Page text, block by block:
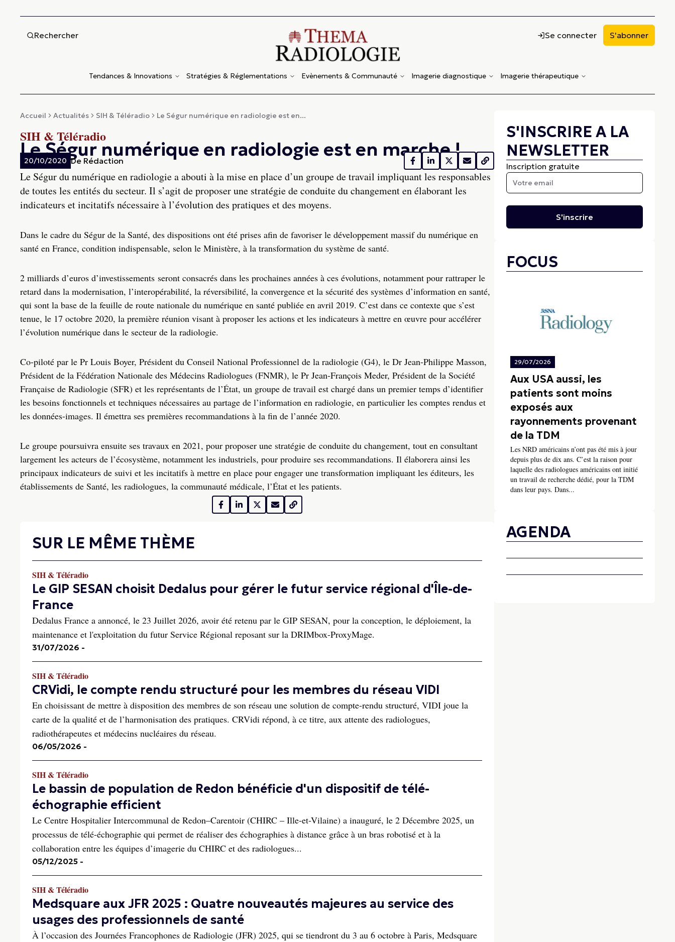
Rechercher Se connecter S'abonner
Tendances & Innovations Stratégies & Réglementations Evènements & Communauté Imagerie diagnostique Imagerie thérapeutique
Accueil Actualités SIH & Téléradio Le Ségur numérique en radiologie est en...
SIH & Téléradio
Le Ségur numérique en radiologie est en marche !
20/10/2020 De Rédaction
Le Ségur du numérique en radiologie a abouti à la mise en place d’un groupe de travail impliquant les responsables
de toutes les entités du secteur. Il s’agit de proposer une stratégie de conduite du changement en élaborant les
indicateurs et incitatifs nécessaire à l’évolution des pratiques et des moyens.
Dans le cadre du Ségur de la Santé, des dispositions ont été prises afin de favoriser le développement massif du numérique en
santé en France, condition indispensable, selon le Ministère, à la transformation du système de santé.
2 milliards d’euros d’investissements seront consacrés dans les prochaines années à ces évolutions, notamment pour rattraper le
retard dans la modernisation, l’interopérabilité, la réversibilité, la convergence et la sécurité des systèmes d’information en santé,
qui sont la base de la feuille de route nationale du numérique en santé publiée en avril 2019. C’est dans ce contexte que s’est
tenue, le 17 octobre 2020, la première réunion visant à proposer les actions et les indicateurs à mettre en œuvre pour accélérer
l’évolution numérique dans le secteur de la radiologie.
Co-piloté par le Pr Louis Boyer, Président du Conseil National Professionnel de la radiologie (G4), le Dr Jean-Philippe Masson,
Président de la Fédération Nationale des Médecins Radiologues (FNMR), le Pr Jean-François Meder, Président de la Société́
Française de Radiologie (SFR) et les représentants de l’État, un groupe de travail est chargé dans un premier temps d’identifier
les besoins fonctionnels et techniques nécessaires au partage de l’information en radiologie, en particulier les comptes rendus et
les données-images. Il émettra ses premières recommandations à la fin de l’année 2020.
Le groupe poursuivra ensuite ses travaux en 2021, pour proposer une stratégie de conduite du changement, tout en consultant
largement les acteurs de l’écosystème, notamment les industriels, pour produire ses recommandations. Il élaborera ainsi les
principaux indicateurs de suivi et les incitatifs à mettre en place pour engager une transformation impliquant les éditeurs, les
établissements de Santé, les radiologues, la communauté médicale, l’État et les patients.
SUR LE MÊME THÈME
SIH & Téléradio
Le GIP SESAN choisit Dedalus pour gérer le futur service régional d'Île-de-
France
Dedalus France a annoncé, le 23 Juillet 2026, avoir été retenu par le GIP SESAN, pour la conception, le déploiement, la
maintenance et l'exploitation du futur Service Régional reposant sur la DRIMbox-ProxyMage.
31/07/2026 -
SIH & Téléradio
CRVidi, le compte rendu structuré pour les membres du réseau VIDI
En choisissant de mettre à disposition des membres de son réseau une solution de compte-rendu structuré, VIDI joue la
carte de la qualité et de l’harmonisation des pratiques. CRVidi répond, à ce titre, aux attente des radiologues,
radiothérapeutes et médecins nucléaires du réseau.
06/05/2026 -
SIH & Téléradio
Le bassin de population de Redon bénéficie d'un dispositif de télé-
échographie efficient
Le Centre Hospitalier Intercommunal de Redon–Carentoir (CHIRC – Ille-et-Vilaine) a inauguré, le 2 Décembre 2025, un
processus de télé-échographie qui permet de réaliser des échographies à distance grâce à un bras robotisé et à la
collaboration entre les équipes d’imagerie du CHIRC et des radiologues...
05/12/2025 -
SIH & Téléradio
Medsquare aux JFR 2025 : Quatre nouveautés majeures au service des
usages des professionnels de santé
À l’occasion des Journées Francophones de Radiologie (JFR) 2025, qui se tiendront du 3 au 6 octobre à Paris, Medsquare
S'INSCRIRE A LA
NEWSLETTER
Inscription gratuite
S'inscrire
FOCUS
29/07/2026
Aux USA aussi, les
patients sont moins
exposés aux
rayonnements provenant
de la TDM
Les NRD américains n’ont pas été mis à jour
depuis plus de dix ans. C’est la raison pour
laquelle des radiologues américains ont initié
un travail de recherche dédié, pour la TDM
dans leur pays. Dans...
AGENDA